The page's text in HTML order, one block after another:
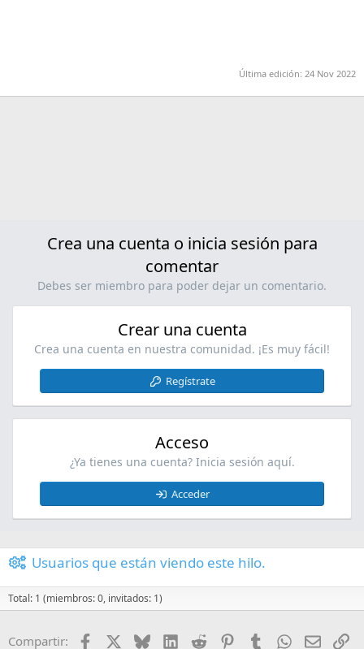
Última edición: 24 Nov 2022
Crea una cuenta o inicia sesión para
comentar
Debes ser miembro para poder dejar un comentario.
Crear una cuenta
Crea una cuenta en nuestra comunidad. ¡Es muy fácil!
Regístrate
Acceso
¿Ya tienes una cuenta? Inicia sesión aquí.
Acceder
Usuarios que están viendo este hilo.
Total: 1 (miembros: 0, invitados: 1)
Compartir: Facebook BlueskyLinkedIn
Reddit PinterestTumblr WhatsApp
Email